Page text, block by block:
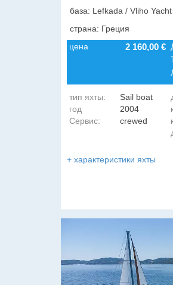
база: Lefkada / Vliho
страна: Греция
цена
2 160,00 €
тип яхты:
Sail boat
год
постройки:
2004
Сервис:
crewed
+ характеристики яхты